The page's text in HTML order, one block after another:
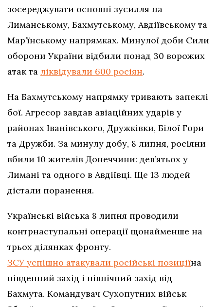
зосереджувати основні зусилля на
Лиманському, Бахмутському, Авдіївському та
Мар’їнському напрямках. Минулої доби Сили
оборони України відбили понад 30 ворожих
атак та ліквідували 600 росіян.
На Бахмутському напрямку тривають запеклі
бої. Агресор завдав авіаційних ударів у
районах Іванівського, Дружківки, Білої Гори
та Дружби. За минулу добу, 8 липня, росіяни
вбили 10 жителів Донеччини: дев’ятьох у
Лимані та одного в Авдіївці. Ще 13 людей
дістали поранення.
Українські війська 8 липня проводили
контрнаступальні операції щонайменше на
трьох ділянках фронту.
ЗСУ успішно атакували російські позиціїна
південний захід і північний захід від
Бахмута. Командувач Сухопутних військ